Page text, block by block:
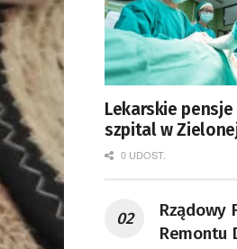
Lekarskie pensje
szpital w
Górze podaje
0 UDOST.
Rządowy
Remontu